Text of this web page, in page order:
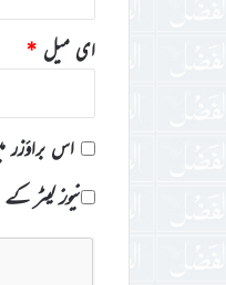
ای میل *
اس براؤزر
نیوز لیٹر